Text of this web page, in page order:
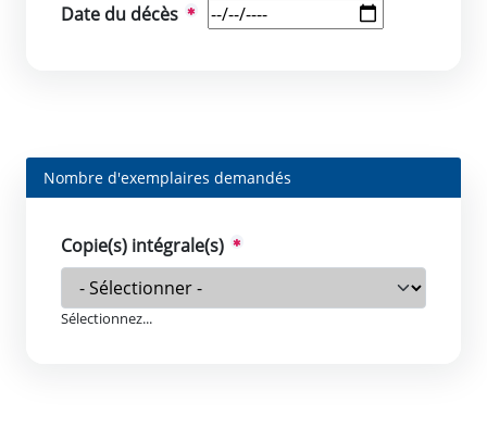
Date du décès
Nombre d'exemplaires demandés
Copie(s) intégrale(s)
Sélectionnez...